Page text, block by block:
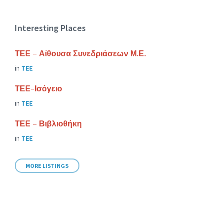
Interesting Places
ΤΕΕ – Αίθουσα Συνεδριάσεων Μ.Ε.
in ΤΕΕ
ΤΕΕ-Ισόγειο
in ΤΕΕ
ΤΕΕ – Βιβλιοθήκη
in ΤΕΕ
MORE LISTINGS